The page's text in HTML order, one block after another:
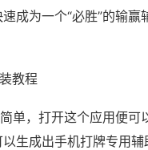
成为一个“必胜”的输赢
教程
单，打开这个应用便可
生成出手机打牌专用